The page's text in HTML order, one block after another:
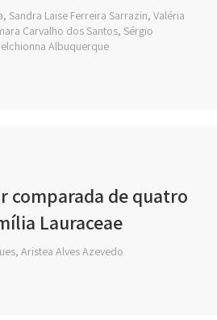
Sandra Laise Ferreira Sarrazin, Valéria
Carvalho dos Santos, Sérgio
Albuquerque
comparada de quatro
Lauraceae
Aristea Alves Azevedo